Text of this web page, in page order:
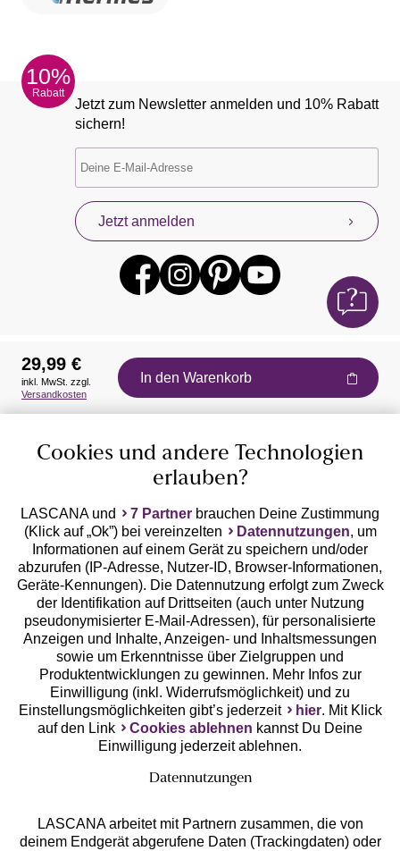
10%
Rabatt
Jetzt zum Newsletter anmelden und 10% Rabatt
sichern!
Jetzt anmelden
Auszeichnungen
Geprüfte Sicherheit
Unsere Apps
29,99 €
inkl. MwSt. zzgl.
Versandkosten
In den Warenkorb
Cookies und andere Technologien
erlauben?
LASCANA und 7 Partner brauchen Deine Zustimmung
(Klick auf „Ok”) bei vereinzelten
Datennutzungen, um
Informationen auf einem Gerät zu speichern und/oder
abzurufen (IP-Adresse, Nutzer-ID, Browser-Informationen,
Geräte-Kennungen). Die Datennutzung erfolgt zum Zweck
der Identifikation auf Drittseiten (auch unter Nutzung
pseudonymisierter E-Mail-Adressen), für personalisierte
Anzeigen und Inhalte, Anzeigen- und Inhaltsmessungen
sowie um Erkenntnisse über Zielgruppen und
Produktentwicklungen zu gewinnen. Mehr Infos zur
Einwilligung (inkl. Widerrufsmöglichkeit) und zu
Einstellungsmöglichkeiten gibt’s jederzeit
hier. Mit Klick
auf den Link
Cookies ablehnen kannst Du Deine
Einwilligung jederzeit ablehnen.
Datennutzungen
LASCANA arbeitet mit Partnern zusammen, die von
deinem Endgerät abgerufene Daten (Trackingdaten) oder